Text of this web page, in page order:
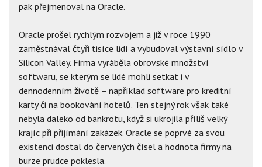
pak přejmenoval na Oracle.
Oracle prošel rychlým rozvojem a již v roce 1990
zaměstnával čtyři tisíce lidí a vybudoval výstavní sídlo v
Silicon Valley. Firma vyráběla obrovské množství
softwaru, se kterým se lidé mohli setkat i v
dennodenním životě – například software pro kreditní
karty či na bookování hotelů. Ten stejný rok však také
nebyla daleko od bankrotu, když si ukrojila příliš velký
krajíc při přijímání zakázek. Oracle se poprvé za svou
existenci dostal do červených čísel a hodnota firmy na
burze prudce poklesla.